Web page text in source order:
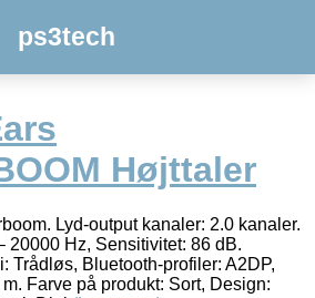
ps3tech
Højttaler
Lyd-output kanaler: 2.0 kanaler.
20000 Hz, Sensitivitet: 86 dB.
Trådløs, Bluetooth-profiler: A2DP,
Farve på produkt: Sort, Design: